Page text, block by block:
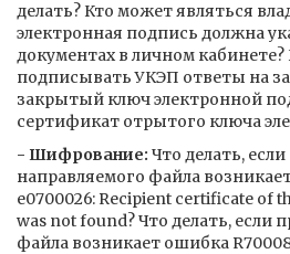
делать? Кто может являться
электронная подпись должна
документах в личном
подписывать УКЭП ответы на
закрытый ключ электронной
сертификат отрытого ключа
- Шифрование: Что делать,
направляемого файла
e0700026: Recipient certificate of
was not found? Что делать,
файла возникает ошибка